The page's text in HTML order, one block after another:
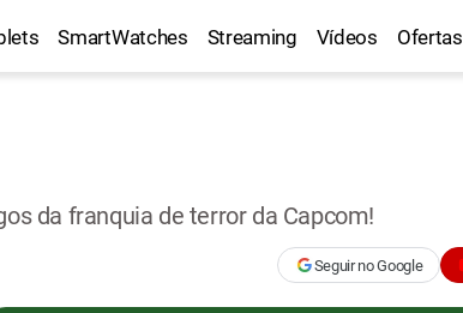
SmartWatches Streaming Vídeos Ofertas
da franquia de terror da Capcom!
Seguir no Google